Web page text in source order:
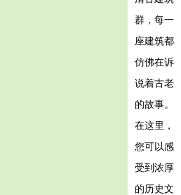
群，每一
座建筑都
仿佛在诉
说着古老
的故事。
在这里，
您可以感
受到浓厚
的历史文